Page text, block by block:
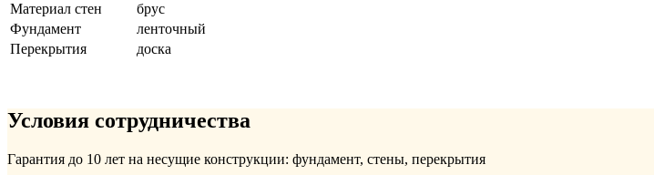
Материал стен
брус
Фундамент
ленточный
Перекрытия
доска
Условия сотрудничества
Гарантия до 10 лет на несущие конструкции: фундамент, стены, перекрытия